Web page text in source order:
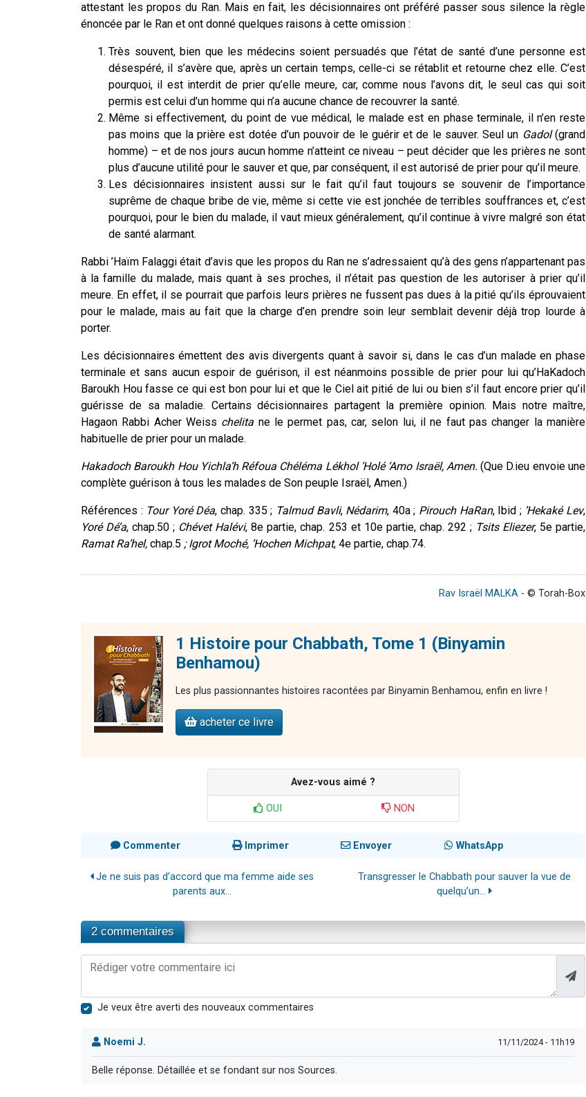
attestant les propos du Ran. Mais en fait, les décisionnaires ont préféré passer sous silence la règle
énoncée par le Ran et ont donné quelques raisons à cette omission :
Très souvent, bien que les médecins soient persuadés que l’état de santé d’une personne est
désespéré, il s’avère que, après un certain temps, celle-ci se rétablit et retourne chez elle. C’est
pourquoi, il est interdit de prier qu’elle meure, car, comme nous l’avons dit, le seul cas qui soit
permis est celui d’un homme qui n’a aucune chance de recouvrer la santé.
Même si effectivement, du point de vue médical, le malade est en phase terminale, il n’en reste
pas moins que la prière est dotée d’un pouvoir de le guérir et de le sauver. Seul un Gadol(grand
homme) – et de nos jours aucun homme n’atteint ce niveau – peut décider que les prières ne sont
plus d’aucune utilité pour le sauver et que, par conséquent, il est autorisé de prier pour qu’il meure.
Les décisionnaires insistent aussi sur le fait qu’il faut toujours se souvenir de l’importance
suprême de chaque bribe de vie, même si cette vie est jonchée de terribles souffrances et, c’est
pourquoi, pour le bien du malade, il vaut mieux généralement, qu’il continue à vivre malgré son état
de santé alarmant.
Rabbi ’Haïm Falaggi était d’avis que les propos du Ran ne s’adressaient qu’à des gens n’appartenant pas
à la famille du malade, mais quant à ses proches, il n’était pas question de les autoriser à prier qu’il
meure. En effet, il se pourrait que parfois leurs prières ne fussent pas dues à la pitié qu’ils éprouvaient
pour le malade, mais au fait que la charge d’en prendre soin leur semblait devenir déjà trop lourde à
porter.
Les décisionnaires émettent des avis divergents quant à savoir si, dans le cas d’un malade en phase
terminale et sans aucun espoir de guérison, il est néanmoins possible de prier pour lui qu’HaKadoch
Baroukh Hou fasse ce qui est bon pour lui et que le Ciel ait pitié de lui ou bien s’il faut encore prier qu’il
guérisse de sa maladie. Certains décisionnaires partagent la première opinion. Mais notre maître,
Hagaon Rabbi Acher Weiss chelita ne le permet pas, car, selon lui, il ne faut pas changer la manière
habituelle de prier pour un malade.
Hakadoch Baroukh Hou Yichla’h Réfoua Chéléma Lékhol ’Holé ‘Amo Israël, Amen.(Que D.ieu envoie une
complète guérison à tous les malades de Son peuple Israël, Amen.)
Références : Tour Yoré Déa, chap. 335 ; Talmud Bavli, Nédarim, 40a ; Pirouch HaRan, Ibid ; ’Hekaké Lev,
Yoré Dé’a, chap.50 ; Chévet Halévi, 8e partie, chap. 253 et 10epartie, chap. 292 ; Tsits Eliezer, 5e partie,
Ramat Ra’hel, chap.5 ; Igrot Moché, ’Hochen Michpat, 4e partie, chap.74.
Rav Israël MALKA - © Torah-Box
1 Histoire pour Chabbath, Tome 1 (Binyamin
Benhamou)
Les plus passionnantes histoires racontées par Binyamin Benhamou, enfin en livre !
acheter ce livre
Avez-vous aimé ?
OUI NON
Commenter Imprimer Envoyer WhatsApp
Je ne suis pas d’accord que ma femme aide ses
parents aux...
Transgresser le Chabbath pour sauver la vue de
quelqu’un...
2 commentaires
Je veux être averti des nouveaux commentaires
Noemi J. 11/11/2024 - 11h19
Belle réponse. Détaillée et se fondant sur nos Sources.